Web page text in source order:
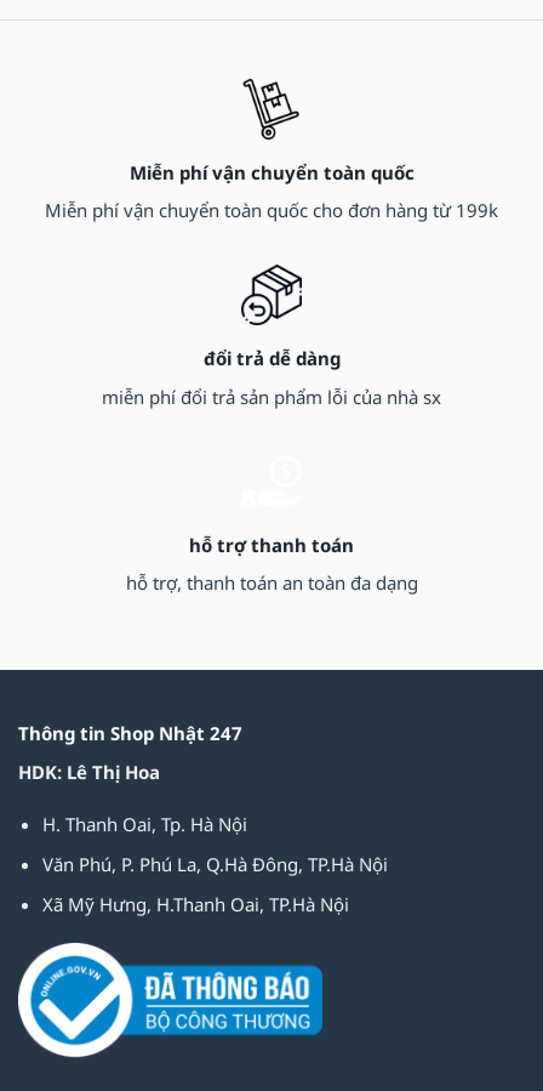
Miễn phí vận chuyển toàn quốc
Miễn phí vận chuyển toàn quốc cho đơn hàng từ 199k
đổi trả dễ dàng
miễn phí đổi trả sản phẩm lỗi của nhà sx
hỗ trợ thanh toán
hỗ trợ, thanh toán an toàn đa dạng
Thông tin Shop Nhật 247
HDK: Lê Thị Hoa
H. Thanh Oai, Tp. Hà Nội
Văn Phú, P. Phú La, Q.Hà Đông, TP.Hà Nội
Xã Mỹ Hưng, H.Thanh Oai, TP.Hà Nội